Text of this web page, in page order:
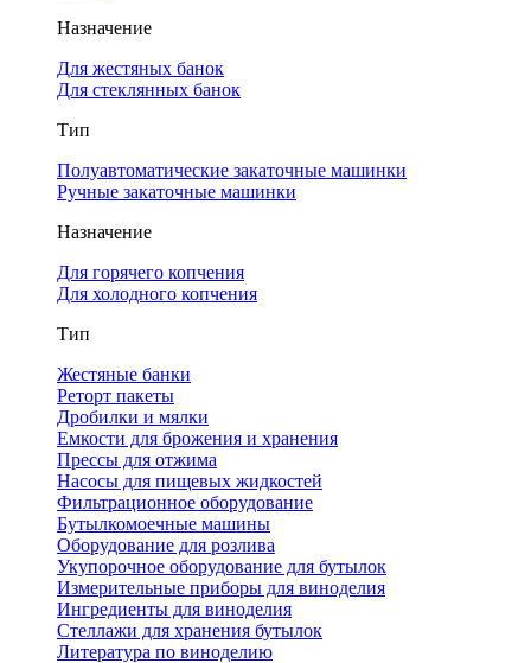
Назначение
Для жестяных банок
Для стеклянных банок
Тип
Полуавтоматические закаточные машинки
Ручные закаточные машинки
Назначение
Для горячего копчения
Для холодного копчения
Тип
Жестяные банки
Реторт пакеты
Дробилки и мялки
Емкости для брожения и хранения
Прессы для отжима
Насосы для пищевых жидкостей
Фильтрационное оборудование
Бутылкомоечные машины
Оборудование для розлива
Укупорочное оборудование для бутылок
Измерительные приборы для виноделия
Ингредиенты для виноделия
Стеллажи для хранения бутылок
Литература по виноделию